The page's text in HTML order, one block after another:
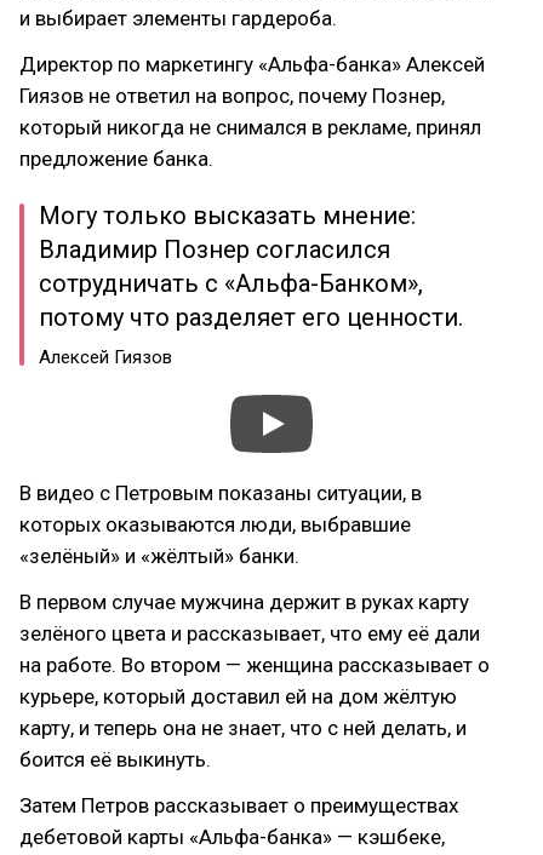
и выбирает элементы гардероба.
Директор по маркетингу «Альфа-банка» Алексей
Гиязов не ответил на вопрос, почему Познер,
который никогда не снимался в рекламе, принял
предложение банка.
Могу только высказать мнение:
Владимир Познер согласился
сотрудничать с «Альфа-Банком»,
потому что разделяет его ценности.
Алексей Гиязов
В видео с Петровым показаны ситуации, в
которых оказываются люди, выбравшие
«зелёный» и «жёлтый» банки.
В первом случае мужчина держит в руках карту
зелёного цвета и рассказывает, что ему её дали
на работе. Во втором — женщина рассказывает о
курьере, который доставил ей на дом жёлтую
карту, и теперь она не знает, что с ней делать, и
боится её выкинуть.
Затем Петров рассказывает о преимуществах
дебетовой карты «Альфа-банка» — кэшбеке,